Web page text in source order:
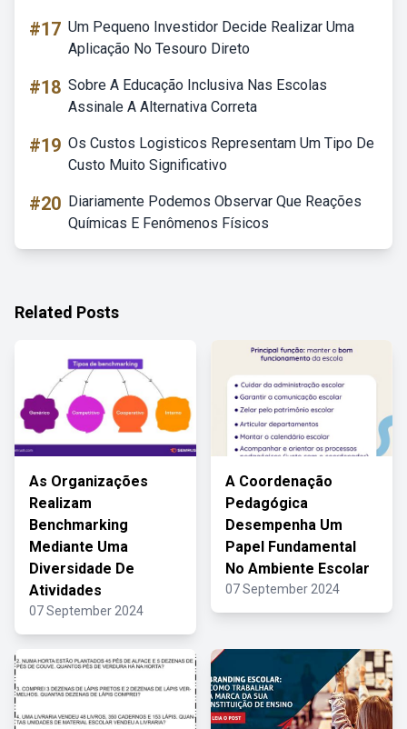
#17 Um Pequeno Investidor Decide Realizar Uma
Aplicação No Tesouro Direto
#18 Sobre A Educação Inclusiva Nas Escolas
Assinale A Alternativa Correta
#19 Os Custos Logisticos Representam Um Tipo De
Custo Muito Significativo
#20 Diariamente Podemos Observar Que Reações
Químicas E Fenômenos Físicos
Related Posts
As Organizações
Realizam
Benchmarking
Mediante Uma
Diversidade De
Atividades
07 September 2024
A Coordenação
Pedagógica
Desempenha Um
Papel Fundamental
No Ambiente Escolar
07 September 2024